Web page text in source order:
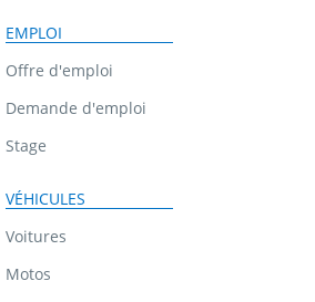
EMPLOI
Offre d'emploi
Demande d'emploi
Stage
VÉHICULES
Voitures
Motos